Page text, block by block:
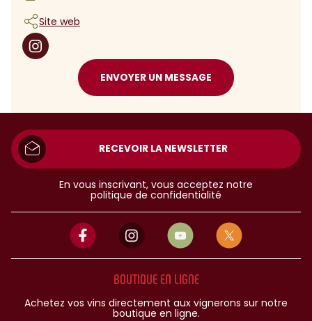
Site web
ENVOYER UN MESSAGE
RECEVOIR LA NEWSLETTER
En vous inscrivant, vous acceptez notre
politique de confidentialité
BOUTIQUE EN LIGNE
Achetez vos vins directement aux vignerons sur notre
boutique en ligne.